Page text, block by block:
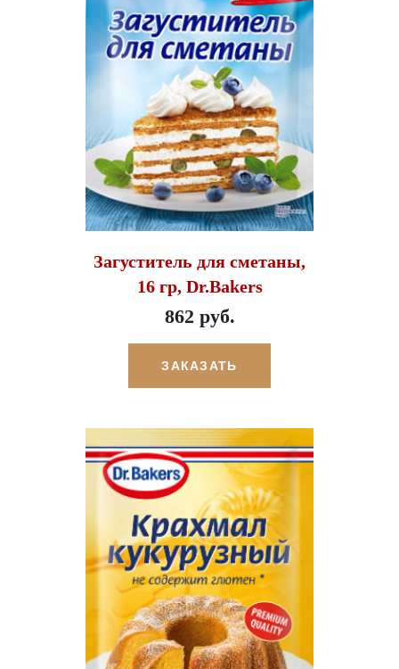
Загуститель для сметаны,
16 гр, Dr.Bakers
862 руб.
ЗАКАЗАТЬ